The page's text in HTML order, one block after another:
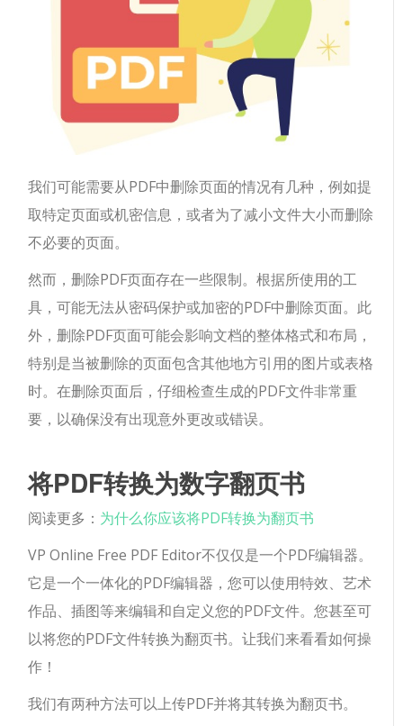
我们可能需要从PDF中删除页面的情况有几种，例如提
取特定页面或机密信息，或者为了减小文件大小而删除
不必要的页面。
然而，删除PDF页面存在一些限制。根据所使用的工
具，可能无法从密码保护或加密的PDF中删除页面。此
外，删除PDF页面可能会影响文档的整体格式和布局，
特别是当被删除的页面包含其他地方引用的图片或表格
时。在删除页面后，仔细检查生成的PDF文件非常重
要，以确保没有出现意外更改或错误。
将PDF转换为数字翻页书
阅读更多： 为什么你应该将PDF转换为翻页书
VP Online Free PDF Editor不仅仅是一个PDF编辑器。
它是一个一体化的PDF编辑器，您可以使用特效、艺术
作品、插图等来编辑和自定义您的PDF文件。您甚至可
以将您的PDF文件转换为翻页书。让我们来看看如何操
作！
我们有两种方法可以上传PDF并将其转换为翻页书。